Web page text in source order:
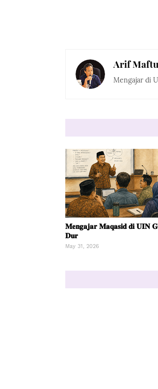
Arif
Mengajar di
𝐌𝐞𝐧𝐠𝐚𝐣𝐚𝐫 𝐌𝐚𝐪𝐚𝐬𝐢𝐝 𝐝𝐢 𝐔𝐈𝐍
𝐃𝐮𝐫
May 31, 2026